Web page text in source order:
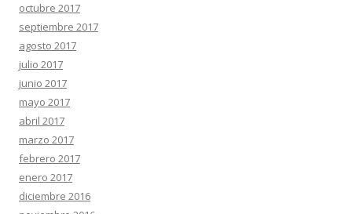
octubre 2017
septiembre 2017
agosto 2017
julio 2017
junio 2017
mayo 2017
abril 2017
marzo 2017
febrero 2017
enero 2017
diciembre 2016